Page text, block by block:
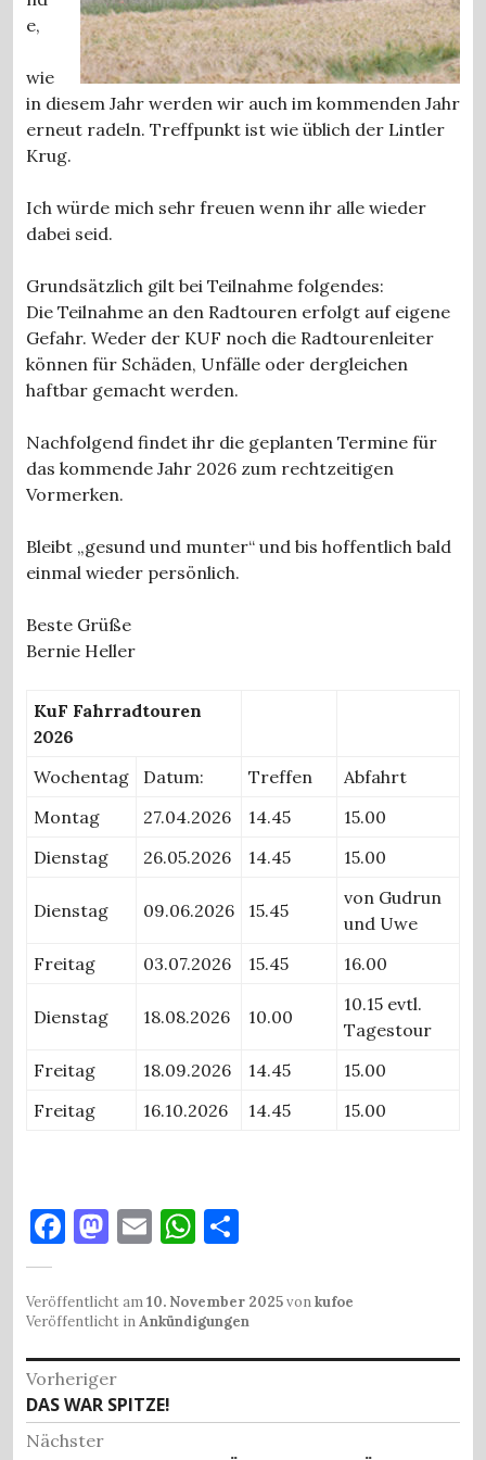
e,
wie
in diesem Jahr werden wir auch im kommenden Jahr
erneut radeln. Treffpunkt ist wie üblich der Lintler
Krug.
Ich würde mich sehr freuen wenn ihr alle wieder
dabei seid.
Grundsätzlich gilt bei Teilnahme folgendes:
Die Teilnahme an den Radtouren erfolgt auf eigene
Gefahr. Weder der KUF noch die Radtourenleiter
können für Schäden, Unfälle oder dergleichen
haftbar gemacht werden.
Nachfolgend findet ihr die geplanten Termine für
das kommende Jahr 2026 zum rechtzeitigen
Vormerken.
Bleibt „gesund und munter“ und bis hoffentlich bald
einmal wieder persönlich.
Beste Grüße
Bernie Heller
KuF Fahrradtouren
2026
Wochentag
Datum: Treffen
Abfahrt
Montag
27.04.2026 14.45
15.00
Dienstag
26.05.2026 14.45 15.00
Dienstag 09.06.2026 15.45
von Gudrun
und Uwe
Freitag
03.07.2026 15.45 16.00
Dienstag 18.08.2026 10.00
10.15 evtl.
Tagestour
Freitag
18.09.2026 14.45
15.00
Freitag
16.10.2026 14.45 15.00
F
c
e
b
o
o
M
to
d
o
n
E
ai
l
W
at
s
A
p
le
n
Veröffentlicht am10. November 2025vonkufoe
Veröffentlicht inAnkündigungen
Beitragsnavigation
Vorheriger
Vorheriger
Beitrag:
DAS WAR SPITZE!
Nächster